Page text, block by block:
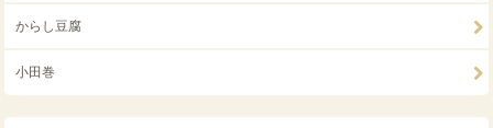
からし豆腐
小田巻